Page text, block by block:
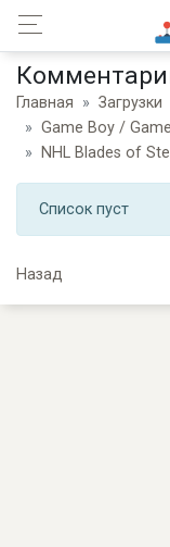
Главная Загрузки
Game Boy /
NHL Blades of
Список пуст
Назад